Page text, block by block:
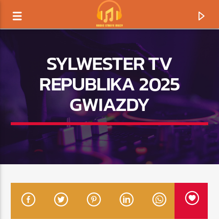
TERAZ GRAMY
TYTUŁ
SYLWESTER TV
REPUBLIKA 2025
GWIAZDY